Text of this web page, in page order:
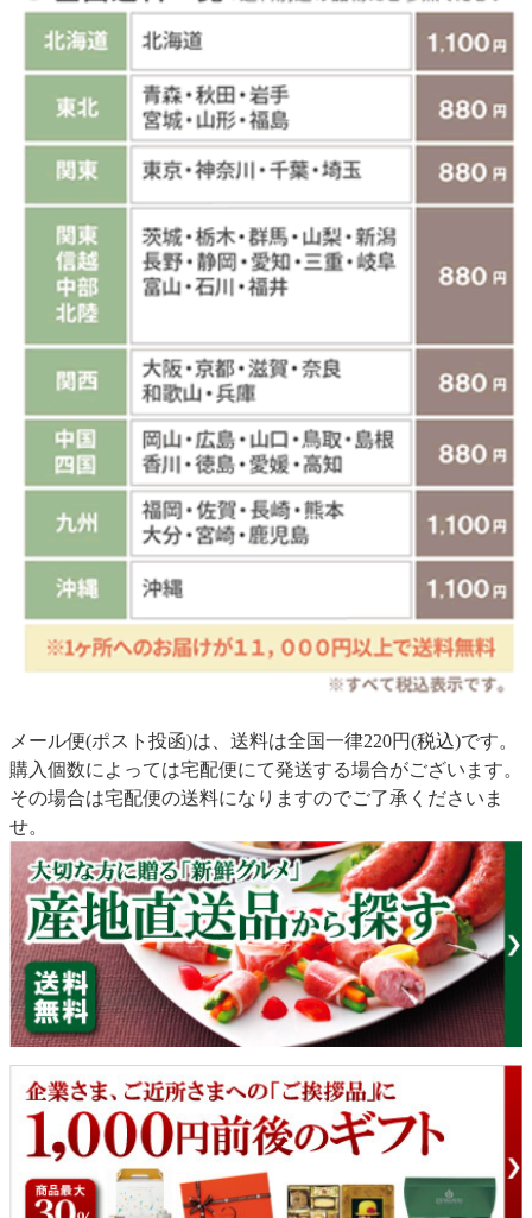
メール便(ポスト投函)は、送料は全国一律220円(税込)です。
購入個数によっては宅配便にて発送する場合がございます。
その場合は宅配便の送料になりますのでご了承くださいま
せ。